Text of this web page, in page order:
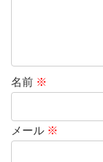
名前 ※
メール ※